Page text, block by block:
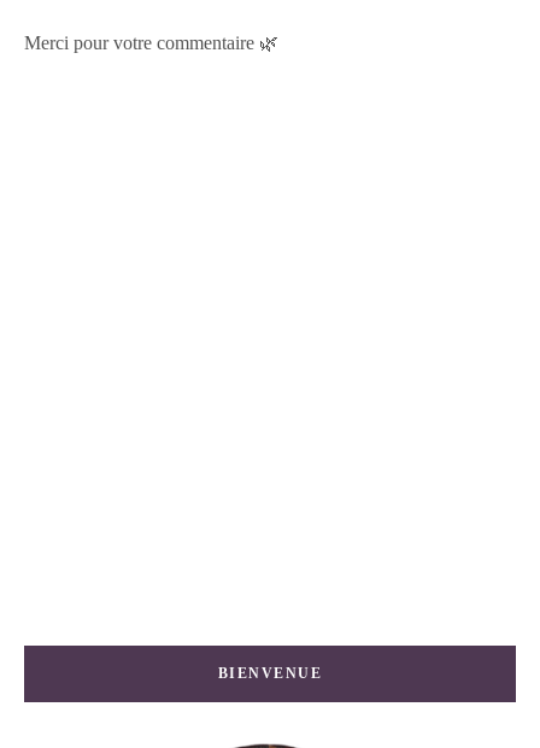
Merci pour votre commentaire 🌿
BIENVENUE